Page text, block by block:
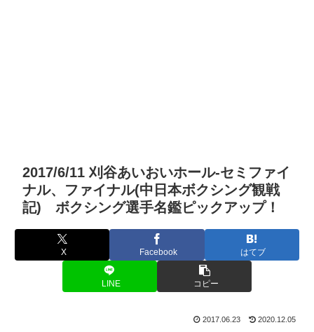
2017/6/11 刈谷あいおいホール-セミファイ
ナル、ファイナル(中日本ボクシング観戦
記) ボクシング選手名鑑ピックアップ！
X Facebook はてブ
LINE コピー
2017.06.23 2020.12.05